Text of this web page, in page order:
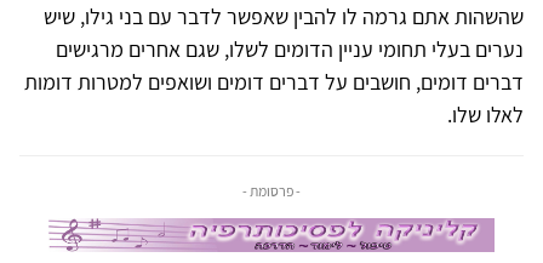
שהשהות אתם גרמה לו להבין שאפשר לדבר עם בני גילו, שיש
נערים בעלי תחומי עניין הדומים לשלו, שגם אחרים מרגישים
דברים דומים, חושבים על דברים דומים ושואפים למטרות דומות
לאלו שלו.
- פרסומת -